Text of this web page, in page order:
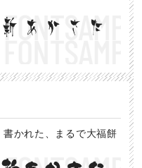
あかさた
かれた、まるで大福餅